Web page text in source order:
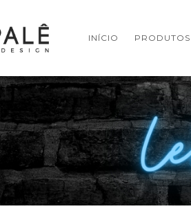
INÍCIO PRODUTOS